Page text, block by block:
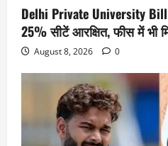
Delhi Private University
25% सीटें आरक्षित, फीस में भी
August 8, 2026 0